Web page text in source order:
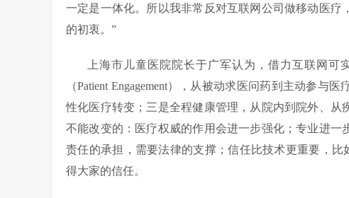
一定是一体化。所以我非常反对互联网公司做移动医
的初衷。”
上海市儿童医院院长于广军认为，借力互联网
（Patient Engagement），从被动求医问药到主动参与
性化医疗转变；三是全程健康管理，从院内到院外、
不能改变的：医疗权威的作用会进一步强化；专业进
责任的承担，需要法律的支撑；信任比技术更重要，
得大家的信任。